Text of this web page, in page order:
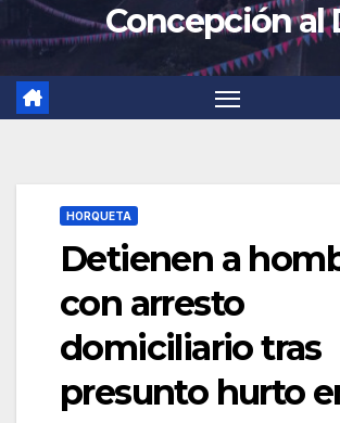
Concepción al
HORQUETA
Detienen a
con arresto
domiciliario tras
presunto hurto